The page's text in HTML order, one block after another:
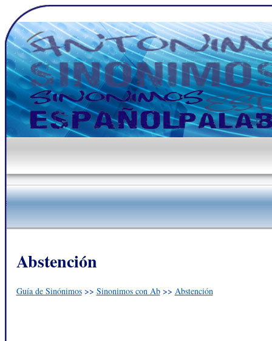
Abstención
Guía de Sinónimos>> Sinonimos con Ab>> Abstención